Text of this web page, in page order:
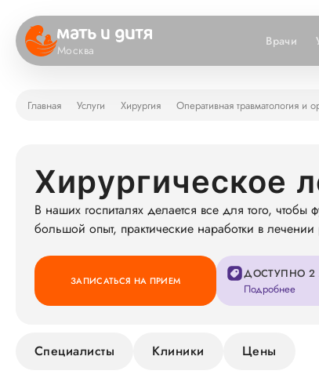
Москва
Врачи
Главная Услуги Хирургия Оперативная травматология и
Хирургическое
В наших госпиталях делается все для того,
большой опыт, практические наработки в
ЗАПИСАТЬСЯ НА ПРИЕМ
ДОСТУПНО 2
Подробнее
Специалисты Клиники Цены